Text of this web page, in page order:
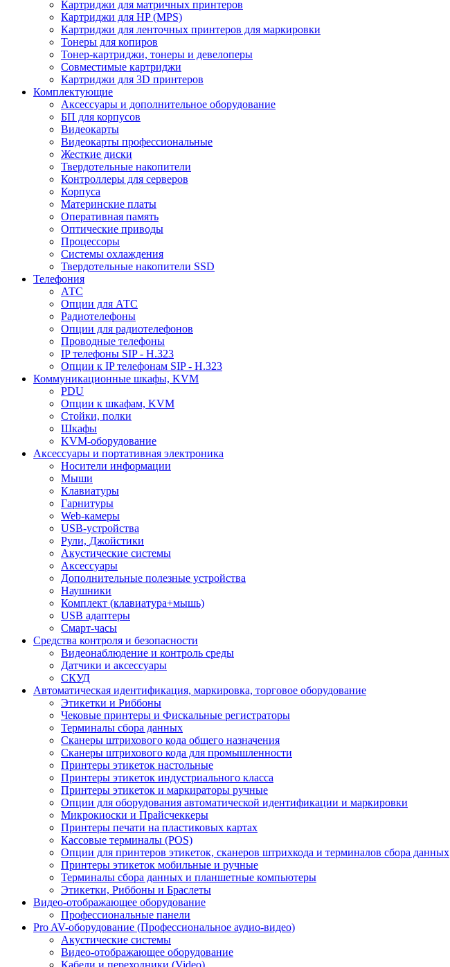
Картриджи для матричных принтеров
Картриджи для HP (MPS)
Картриджи для ленточных принтеров для маркировки
Тонеры для копиров
Тонер-картриджи, тонеры и девелоперы
Совместимые картриджи
Картриджи для 3D принтеров
Комплектующие
Аксессуары и дополнительное оборудование
БП для корпусов
Видеокарты
Видеокарты профессиональные
Жесткие диски
Твердотельные накопители
Контроллеры для серверов
Корпуса
Материнские платы
Оперативная память
Оптические приводы
Процессоры
Системы охлаждения
Твердотельные накопители SSD
Телефония
АТС
Опции для АТС
Радиотелефоны
Опции для радиотелефонов
Проводные телефоны
IP телефоны SIP - H.323
Опции к IP телефонам SIP - H.323
Коммуникационные шкафы, KVM
PDU
Опции к шкафам, KVM
Стойки, полки
Шкафы
KVM-оборудование
Аксессуары и портативная электроника
Носители информации
Мыши
Клавиатуры
Гарнитуры
Web-камеры
USB-устройства
Рули, Джойстики
Акустические системы
Аксессуары
Дополнительные полезные устройства
Наушники
Комплект (клавиатура+мышь)
USB адаптеры
Смарт-часы
Средства контроля и безопасности
Видеонаблюдение и контроль среды
Датчики и аксессуары
СКУД
Автоматическая идентификация, маркировка, торговое оборудование
Этикетки и Риббоны
Чековые принтеры и Фискальные регистраторы
Терминалы сбора данных
Сканеры штрихового кода общего назначения
Сканеры штрихового кода для промышленности
Принтеры этикеток настольные
Принтеры этикеток индустриального класса
Принтеры этикеток и маркираторы ручные
Опции для оборудования автоматической идентификации и маркировки
Микрокиоски и Прайсчеккеры
Принтеры печати на пластиковых картах
Кассовые терминалы (POS)
Опции для принтеров этикеток, сканеров штрихкода и терминалов сбора данных
Принтеры этикеток мобильные и ручные
Терминалы сбора данных и планшетные компьютеры
Этикетки, Риббоны и Браслеты
Видео-отображающее оборудование
Профессиональные панели
Pro AV-оборудование (Профессиональное аудио-видео)
Акустические системы
Видео-отображающее оборудование